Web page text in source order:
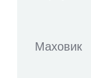
Маховик